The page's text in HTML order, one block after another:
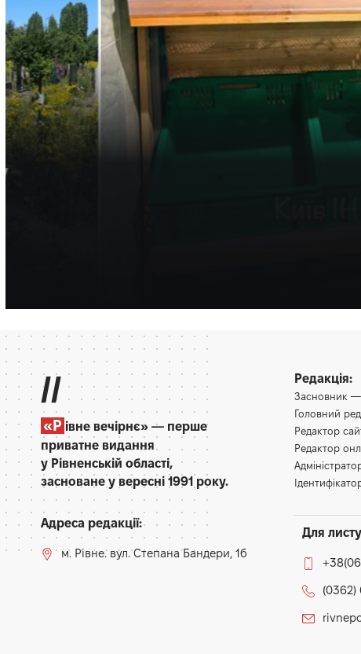
//
«Р івне вечірнє» — перше
приватне видання
у Рівненській області,
засноване у вересні 1991 року.
Адреса редакції:
м. Рівне. вул. Степана Бандери, 1б
Редакція:
Засновник —
Головний
Редактор
Редактор
Для